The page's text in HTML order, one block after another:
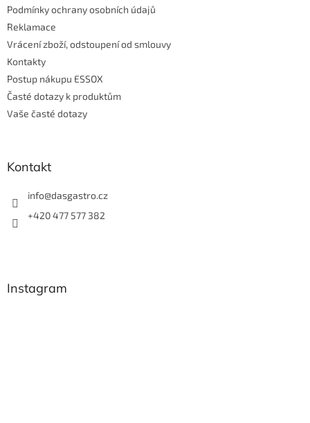
Podmínky ochrany osobních údajů
Reklamace
Vrácení zboží, odstoupení od smlouvy
Kontakty
Postup nákupu ESSOX
Časté dotazy k produktům
Vaše časté dotazy
Kontakt
info@dasgastro.cz
+420 477 577 382
Instagram